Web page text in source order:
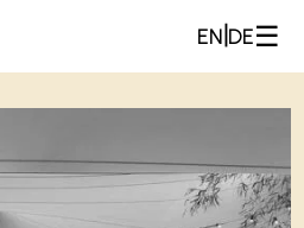
EN|DE☰